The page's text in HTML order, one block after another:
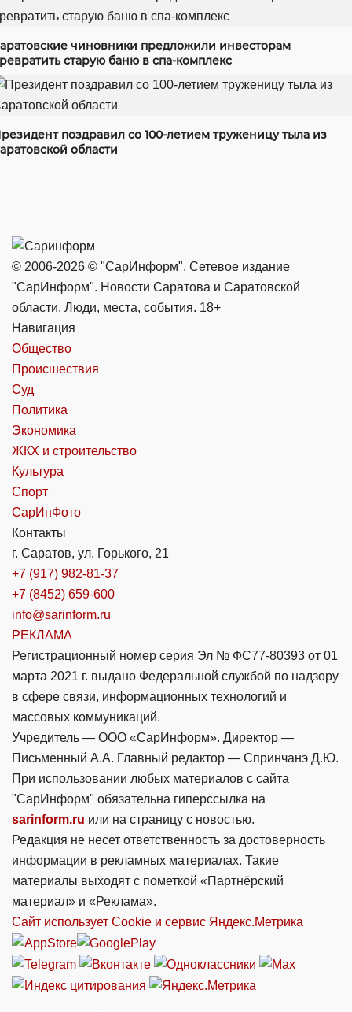
чиновники предложили инвесторам
старую баню в спа-комплекс
поздравил со 100-летием труженицу тыла из
области
© 2006-2026 © "СарИнформ". Сетевое издание
"СарИнформ". Новости Саратова и Саратовской
области. Люди, места, события. 18+
Навигация
Общество
Происшествия
Суд
Политика
Экономика
ЖКХ и строительство
Культура
Спорт
СарИнФото
Контакты
г. Саратов, ул. Горького, 21
+7 (917) 982-81-37
+7 (8452) 659-600
info@sarinform.ru
РЕКЛАМА
Регистрационный номер серия Эл № ФС77-80393 от 01
марта 2021 г. выдано Федеральной службой по надзору
в сфере связи, информационных технологий и
массовых коммуникаций.
Учредитель — ООО «СарИнформ». Директор —
Письменный А.А. Главный редактор — Спринчанэ Д.Ю.
При использовании любых материалов с сайта
"СарИнформ" обязательна гиперссылка на
sarinform.ru или на страницу с новостью.
Редакция не несет ответственность за достоверность
информации в рекламных материалах. Такие
материалы выходят с пометкой «Партнёрский
материал» и «Реклама».
Сайт использует Cookie и сервиc Яндекс.Метрика